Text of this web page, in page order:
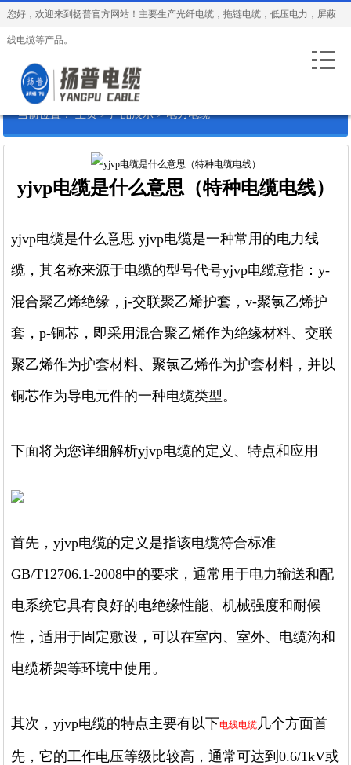
您好，欢迎来到扬普官方网站！主要生产光纤电缆，拖链电缆，低压电力，屏蔽
线电缆等产品。
当前位置：主页>产品展示>电力电缆
yjvp电缆是什么意思（特种电缆电线）
yjvp电缆是什么意思 yjvp电缆是一种常用的电力线
缆，其名称来源于电缆的型号代号yjvp电缆意指：y-
混合聚乙烯绝缘，j-交联聚乙烯护套，v-聚氯乙烯护
套，p-铜芯，即采用混合聚乙烯作为绝缘材料、交联
聚乙烯作为护套材料、聚氯乙烯作为护套材料，并以
铜芯作为导电元件的一种电缆类型。
下面将为您详细解析yjvp电缆的定义、特点和应用
首先，yjvp电缆的定义是指该电缆符合标准
GB/T12706.1-2008中的要求，通常用于电力输送和配
电系统它具有良好的电绝缘性能、机械强度和耐候
性，适用于固定敷设，可以在室内、室外、电缆沟和
电缆桥架等环境中使用。
其次，yjvp电缆的特点主要有以下电线电缆 几个方面首
先，它的工作电压等级比较高，通常可达到0.6/1kV或